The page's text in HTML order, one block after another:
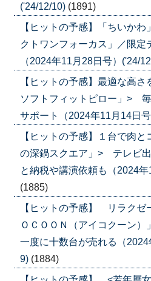
('24/12/10) (1891)
【ヒットの予感】「ちいか
クトワンフォーカス」／限定
（2024年11月28日号）('24/
【ヒットの予感】最適な高
ソフトフィットピロー」>
サポート（2024年11月14日
【ヒットの予感】１台で肉
の深鍋スクエア」> テレビ
と納税や講演依頼も（2024
(1885)
【ヒットの予感】 リラク
ＯＣＯＯＮ（アイコクーン
一度に十数台が売れる（
9) (1884)